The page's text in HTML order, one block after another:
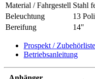
Material / Fahrgestell Stahl
Beleuchtung
13
Bereifung
14"
Prospekt / Zubehörliste
Betriebsanleitung